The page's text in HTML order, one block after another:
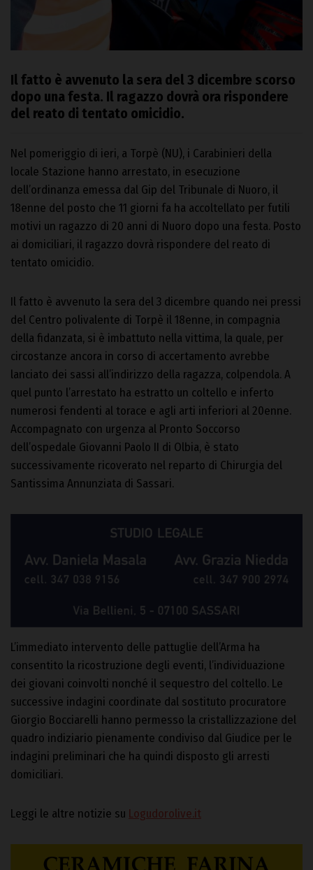
Il fatto è avvenuto la sera del 3 dicembre scorso
dopo una festa. Il ragazzo dovrà ora rispondere
del reato di tentato omicidio.
Nel pomeriggio di ieri, a Torpè (NU), i Carabinieri della
locale Stazione hanno arrestato, in esecuzione
dell’ordinanza emessa dal Gip del Tribunale di Nuoro, il
18enne del posto che 11 giorni fa ha accoltellato per futili
motivi un ragazzo di 20 anni di Nuoro dopo una festa. Posto
ai domiciliari, il ragazzo dovrà rispondere del reato di
tentato omicidio.
Il fatto è avvenuto la sera del 3 dicembre quando nei pressi
del Centro polivalente di Torpè il 18enne, in compagnia
della fidanzata, si è imbattuto nella vittima, la quale, per
circostanze ancora in corso di accertamento avrebbe
lanciato dei sassi all’indirizzo della ragazza, colpendola. A
quel punto l’arrestato ha estratto un coltello e inferto
numerosi fendenti al torace e agli arti inferiori al 20enne.
Accompagnato con urgenza al Pronto Soccorso
dell’ospedale Giovanni Paolo II di Olbia, è stato
successivamente ricoverato nel reparto di Chirurgia del
Santissima Annunziata di Sassari.
L’immediato intervento delle pattuglie dell’Arma ha
consentito la ricostruzione degli eventi, l’individuazione
dei giovani coinvolti nonché il sequestro del coltello. Le
successive indagini coordinate dal sostituto procuratore
Giorgio Bocciarelli hanno permesso la cristallizzazione del
quadro indiziario pienamente condiviso dal Giudice per le
indagini preliminari che ha quindi disposto gli arresti
domiciliari.
Leggi le altre notizie su Logudorolive.it